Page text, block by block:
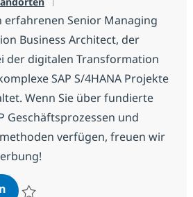
erfahrenen Senior Managing
Business Architect, der
der digitalen Transformation
SAP S/4HANA Projekte
Wenn Sie über fundierte
Geschäftsprozessen und
verfügen, freuen wir
Senior Managing SAP